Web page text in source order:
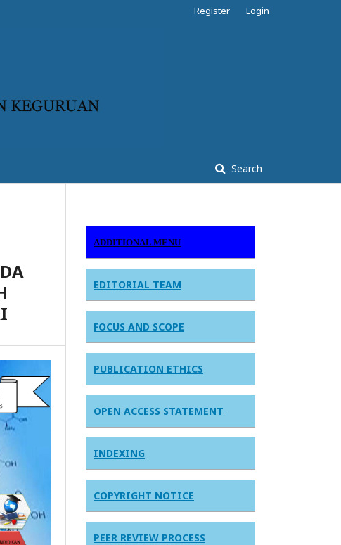
Search
Register Login
ADDITIONAL MENU
EDITORIAL TEAM
FOCUS AND SCOPE
PUBLICATION ETHICS
OPEN ACCESS STATEMENT
INDEXING
COPYRIGHT NOTICE
PEER REVIEW PROCESS